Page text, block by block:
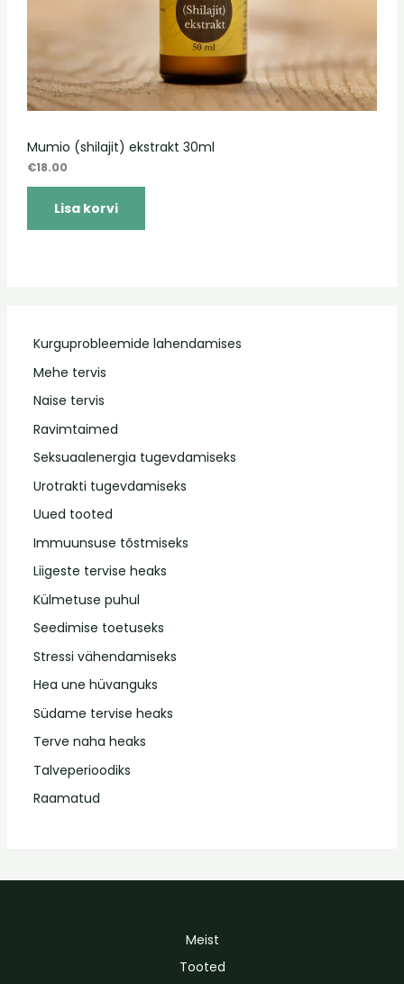
Mumio (shilajit) ekstrakt 30ml
€18.00
Lisa korvi
Kurguprobleemide lahendamises
Mehe tervis
Naise tervis
Ravimtaimed
Seksuaalenergia tugevdamiseks
Urotrakti tugevdamiseks
Uued tooted
Immuunsuse tõstmiseks
Liigeste tervise heaks
Külmetuse puhul
Seedimise toetuseks
Stressi vähendamiseks
Hea une hüvanguks
Südame tervise heaks
Terve naha heaks
Talveperioodiks
Raamatud
Meist
Tooted